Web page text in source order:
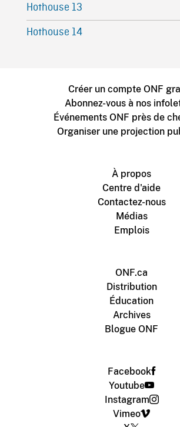
Hothouse 13
Hothouse 14
Créer un compte ONF
Abonnez-vous à nos
Événements ONF près de
Organiser une projection
À propos
Centre d'aide
Contactez-nous
Médias
Emplois
ONF.ca
Distribution
Éducation
Archives
Blogue ONF
Facebook
Youtube
Instagram
Vimeo